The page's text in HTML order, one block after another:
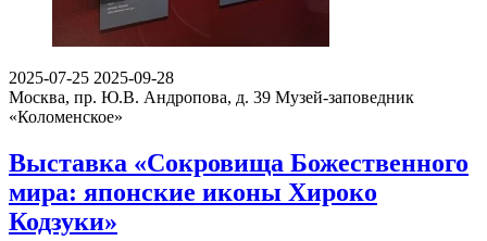
2025-07-25 2025-09-28
Москва, пр. Ю.В. Андропова, д. 39 Музей-заповедник
«Коломенское»
Выставка «Сокровища Божественного
мира: японские иконы Хироко
Кодзуки»